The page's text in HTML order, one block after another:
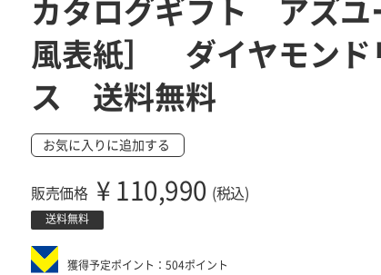
カタログギフト アズユ
風表紙］ ダイヤモンド
ス 送料無料
お気に入りに追加する
販売価格 ¥ 110,990 (税込)
送料無料
獲得予定ポイント：504ポイント